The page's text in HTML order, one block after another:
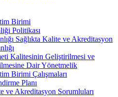
Birimi
Politikası
Sağlıkta Kalite ve Akreditasyon
Kalitesinin Geliştirilmesi ve
Dair Yönetmelik
Birimi Çalışmaları
Planı
ve Akreditasyon Sorumluları